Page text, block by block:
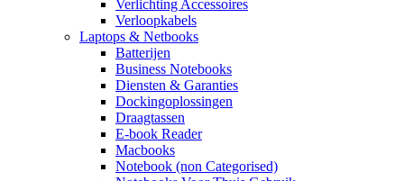
Verlichting Accessoires
Verloopkabels
Laptops & Netbooks
Batterijen
Business Notebooks
Diensten & Garanties
Dockingoplossingen
Draagtassen
E-book Reader
Macbooks
Notebook (non Categorised)